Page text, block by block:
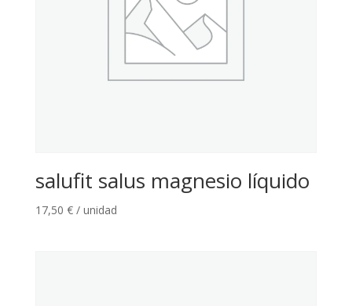
salufit salus magnesio líquido
17,50 € / unidad